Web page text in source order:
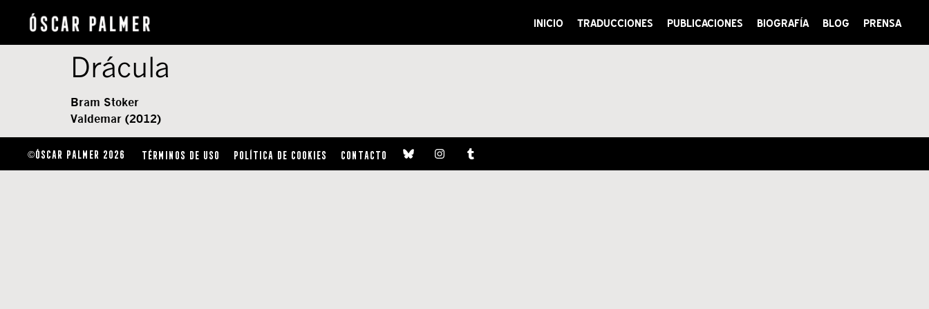
INICIO TRADUCCIONES PUBLICACIONES BIOGRAFÍA BLOG PRENSA
Drácula
Bram Stoker
Valdemar (2012)
©ÓSCAR PALMER 2026 TÉRMINOS DE USO POLÍTICA DE COOKIES CONTACTO